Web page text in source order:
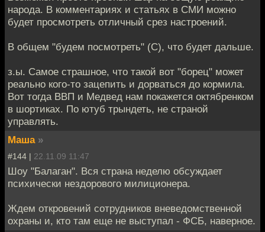
народа. В комментариях и статьях в СМИ можно
будет просмотреть отличный срез настроений.
В общем "будем посмотреть" (С), что будет дальше.
з.ы. Самое страшное, что такой вот "борец" может
реально кого-то зацепить и дорваться до кормила.
Вот тогда ВВП и Медвед нам покажется октябренком
в шортиках. По ютуб трындеть, не страной
управлять.
Маша »
#144 | 22.11.09 11:47
Шоу "Балаган". Вся страна неделю обсуждает
психически нездорового милиционера.
Ждем откровений сотрудников вневедомственной
охраны и, кто там еще не выступал - ФСБ, наверное.